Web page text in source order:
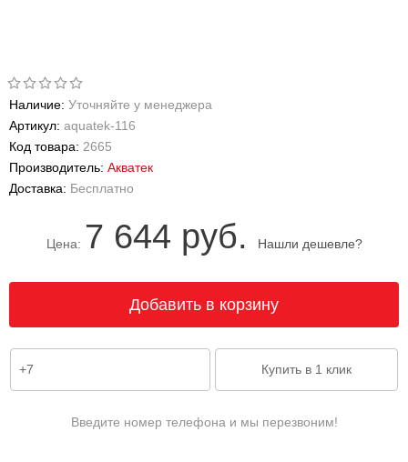
Наличие: Уточняйте у менеджера
Артикул: aquatek-116
Код товара: 2665
Производитель: Акватек
Доставка: Бесплатно
Цена: 7 644 руб. Нашли дешевле?
Введите номер телефона и мы перезвоним!